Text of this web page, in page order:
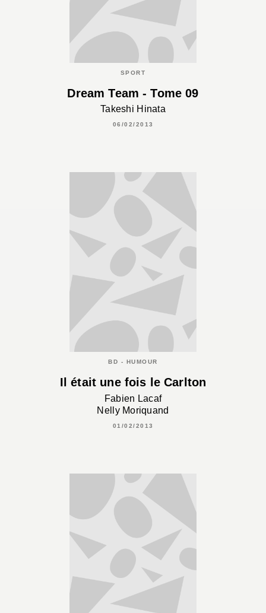
SPORT
Dream Team - Tome 09
Takeshi Hinata
06/02/2013
BD - HUMOUR
Il était une fois le Carlton
Fabien Lacaf
Nelly Moriquand
01/02/2013